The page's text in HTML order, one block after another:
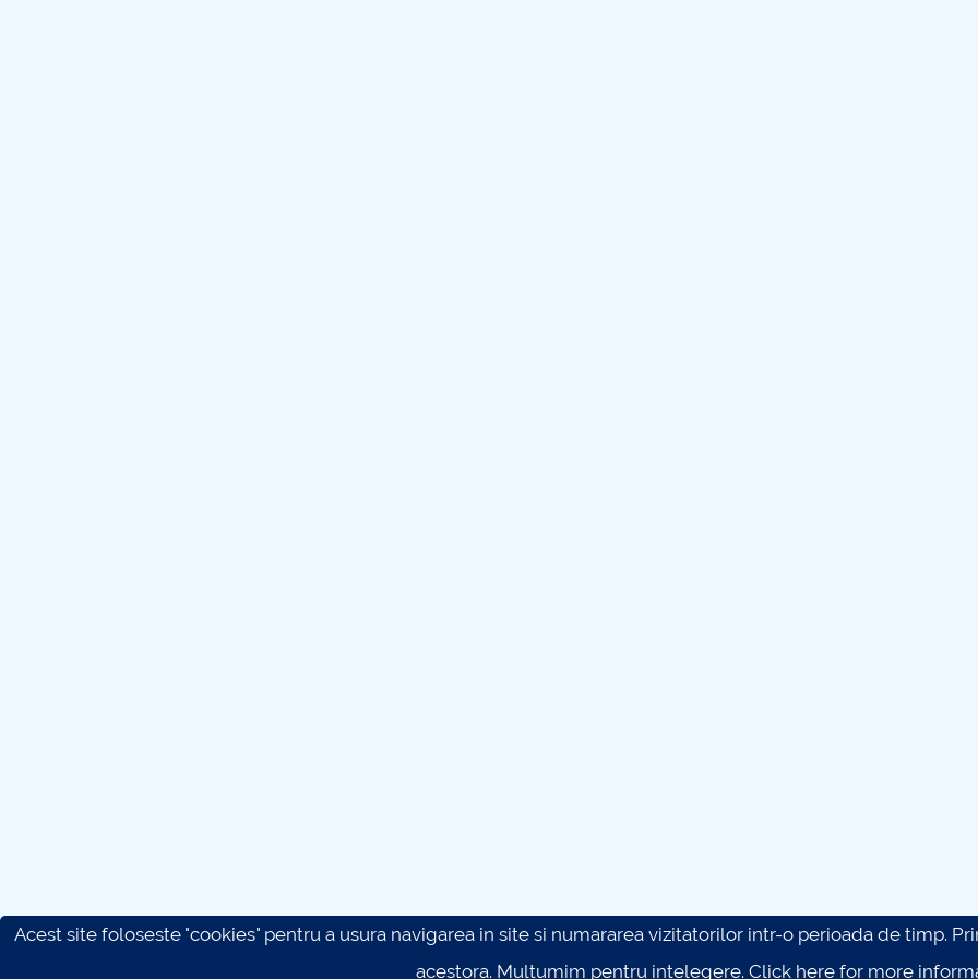
Acest site foloseste "cookies" pentru a usura navigarea in site si numararea vizitatorilor intr-o perioada de timp.
acestora. Multumim pentru intelegere. Click here for more